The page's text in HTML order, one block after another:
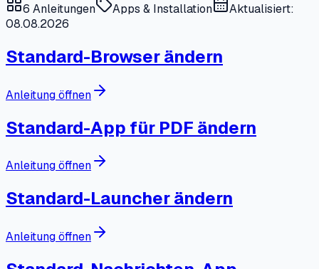
6 Anleitungen Apps & Installation
Aktualisiert:
08.08.2026
Standard-Browser ändern
Anleitung öffnen
Standard-App für PDF ändern
Anleitung öffnen
Standard-Launcher ändern
Anleitung öffnen